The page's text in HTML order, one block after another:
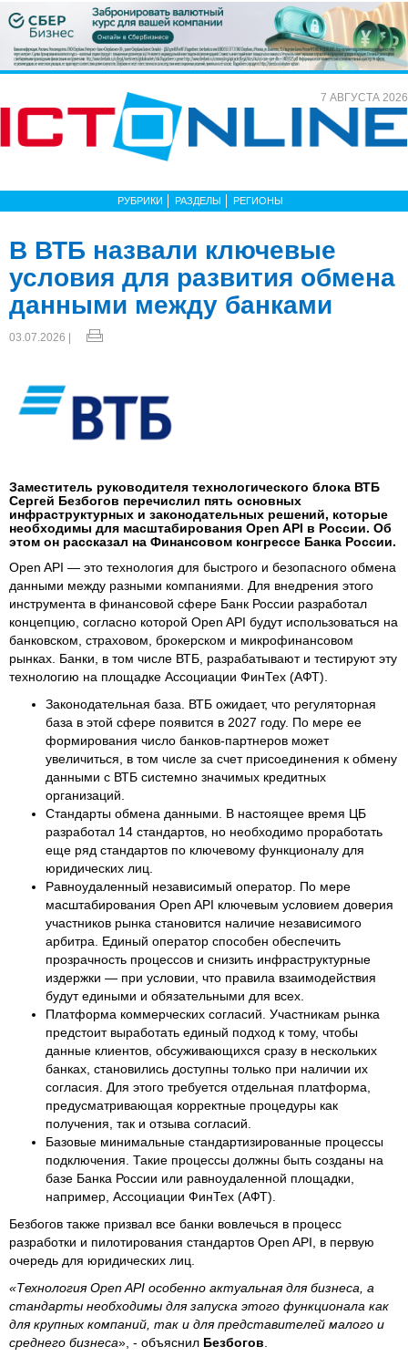
7 АВГУСТА 2026
РУБРИКИ РАЗДЕЛЫ РЕГИОНЫ
В ВТБ назвали ключевые
условия для развития обмена
данными между банками
03.07.2026 |
Заместитель руководителя технологического блока ВТБ
Сергей Безбогов перечислил пять основных
инфраструктурных и законодательных решений, которые
необходимы для масштабирования Open API в России. Об
этом он рассказал на Финансовом конгрессе Банка России.
Open API — это технология для быстрого и безопасного обмена
данными между разными компаниями. Для внедрения этого
инструмента в финансовой сфере Банк России разработал
концепцию, согласно которой Open API будут использоваться на
банковском, страховом, брокерском и микрофинансовом
рынках. Банки, в том числе ВТБ, разрабатывают и тестируют эту
технологию на площадке Ассоциации ФинТех (АФТ).
Законодательная база. ВТБ ожидает, что регуляторная
база в этой сфере появится в 2027 году. По мере ее
формирования число банков-партнеров может
увеличиться, в том числе за счет присоединения к обмену
данными с ВТБ системно значимых кредитных
организаций.
Стандарты обмена данными. В настоящее время ЦБ
разработал 14 стандартов, но необходимо проработать
еще ряд стандартов по ключевому функционалу для
юридических лиц.
Равноудаленный независимый оператор. По мере
масштабирования Open API ключевым условием доверия
участников рынка становится наличие независимого
арбитра. Единый оператор способен обеспечить
прозрачность процессов и снизить инфраструктурные
издержки — при условии, что правила взаимодействия
будут едиными и обязательными для всех.
Платформа коммерческих согласий. Участникам рынка
предстоит выработать единый подход к тому, чтобы
данные клиентов, обсуживающихся сразу в нескольких
банках, становились доступны только при наличии их
согласия. Для этого требуется отдельная платформа,
предусматривающая корректные процедуры как
получения, так и отзыва согласий.
Базовые минимальные стандартизированные процессы
подключения. Такие процессы должны быть созданы на
базе Банка России или равноудаленной площадки,
например, Ассоциации ФинТех (АФТ).
Безбогов также призвал все банки вовлечься в процесс
разработки и пилотирования стандартов Open API, в первую
очередь для юридических лиц.
«Технология Open API особенно актуальная для бизнеса, а
стандарты необходимы для запуска этого функционала как
для крупных компаний, так и для представителей малого и
среднего бизнеса», - объяснил Безбогов